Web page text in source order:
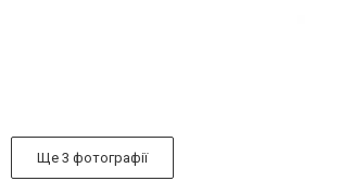
Ще 3 фотографії